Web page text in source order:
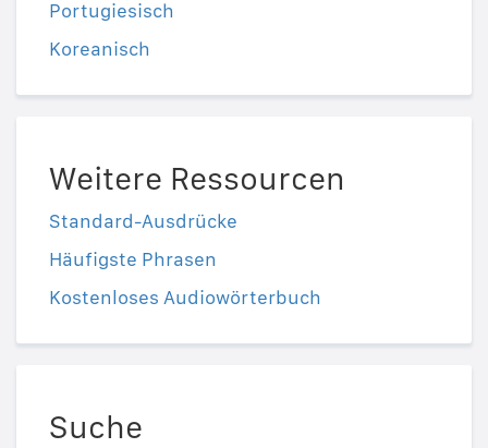
Portugiesisch
Koreanisch
Weitere Ressourcen
Standard-Ausdrücke
Häufigste Phrasen
Kostenloses Audiowörterbuch
Suche